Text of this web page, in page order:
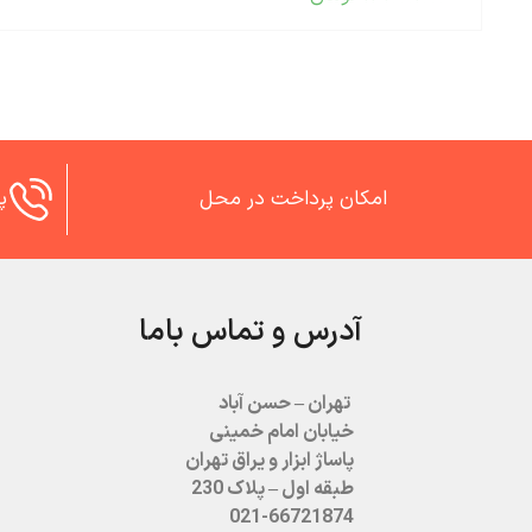
امکان پرداخت در محل
آدرس و تماس باما
تهران – حسن آباد
خیابان امام خمینی
پاساژ ابزار و یراق تهران
طبقه اول – پلاک 230
021-66721874